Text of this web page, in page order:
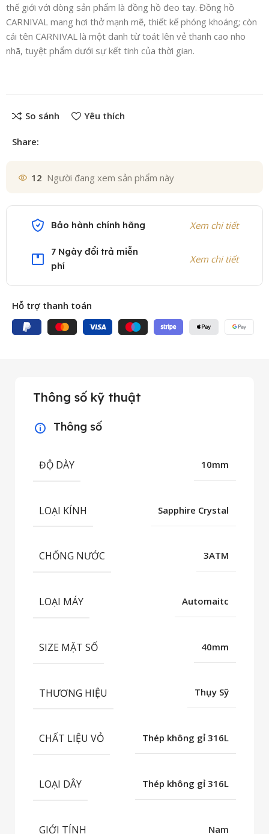
thế giới với dòng sản phẩm là đồng hồ đeo tay. Đồng hồ
CARNIVAL mang hơi thở mạnh mẽ, thiết kế phóng khoáng; còn
cái tên CARNIVAL là một danh từ toát lên vẻ thanh cao nho
nhã, tuyệt phẩm dưới sự kết tinh của thời gian.
So sánh Yêu thích
Share:
12 Người đang xem sản phẩm này
Bảo hành chính hãng Xem chi tiết
7 Ngày đổi trả miễn
phí
Xem chi tiết
Hỗ trợ thanh toán
Thông số kỹ thuật
Thông số
ĐỘ DÀY 10mm
LOẠI KÍNH Sapphire Crystal
CHỐNG NƯỚC 3ATM
LOẠI MÁY Automaitc
SIZE MẶT SỐ 40mm
THƯƠNG HIỆU Thụy Sỹ
CHẤT LIỆU VỎ Thép không gỉ 316L
LOẠI DÂY Thép không gỉ 316L
GIỚI TÍNH Nam